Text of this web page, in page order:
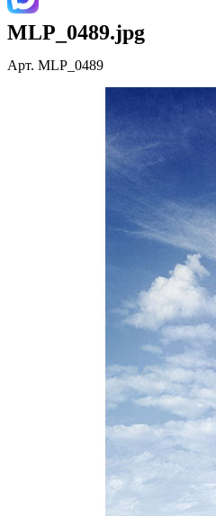
MLP_0489.jpg
Арт. MLP_0489